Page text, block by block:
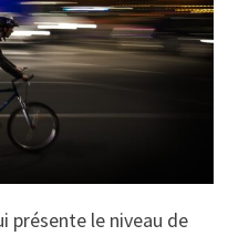
présente le niveau de